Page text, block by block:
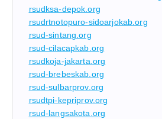
rsudksa-depok.org
rsudrtnotopuro-sidoarjokab.org
rsud-sintang.org
rsud-cilacapkab.org
rsudkoja-jakarta.org
rsud-brebeskab.org
rsud-sulbarprov.org
rsudtpi-kepriprov.org
rsud-langsakota.org